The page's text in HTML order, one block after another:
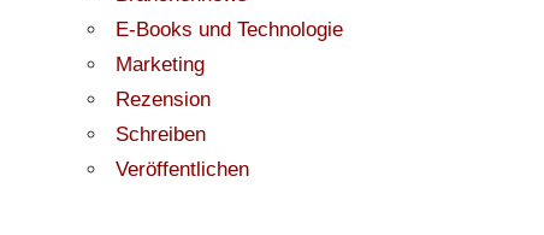
E-Books und Technologie
Marketing
Rezension
Schreiben
Veröffentlichen